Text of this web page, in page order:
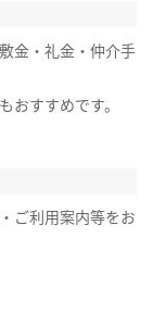
金・礼金・仲介手
おすすめです。
ご利用案内等をお